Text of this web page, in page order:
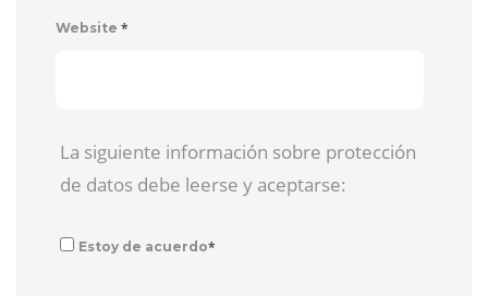
Website *
La siguiente información sobre protección
de datos debe leerse y aceptarse:
Estoy de acuerdo*